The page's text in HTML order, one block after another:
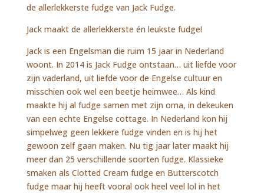
de allerlekkerste fudge van Jack Fudge.
Jack maakt de allerlekkerste én leukste fudge!
Jack is een Engelsman die ruim 15 jaar in Nederland
woont. In 2014 is Jack Fudge ontstaan… uit liefde voor
zijn vaderland, uit liefde voor de Engelse cultuur en
misschien ook wel een beetje heimwee… Als kind
maakte hij al fudge samen met zijn oma, in dekeuken
van een echte Engelse cottage. In Nederland kon hij
simpelweg geen lekkere fudge vinden en is hij het
gewoon zelf gaan maken. Nu tig jaar later maakt hij
meer dan 25 verschillende soorten fudge. Klassieke
smaken als Clotted Cream fudge en Butterscotch
fudge maar hij heeft vooral ook heel veel lol in het